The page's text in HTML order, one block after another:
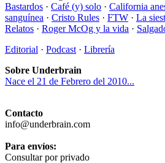
Bastardos · Café (y) solo · California
sanguínea · Cristo Rules · FTW · La
Relatos · Roger McOg y la vida ·
Editorial · Podcast · Librería
Sobre Underbrain
Nace el 21 de Febrero del 2010...
Contacto
info@underbrain.com
Para envíos:
Consultar por privado